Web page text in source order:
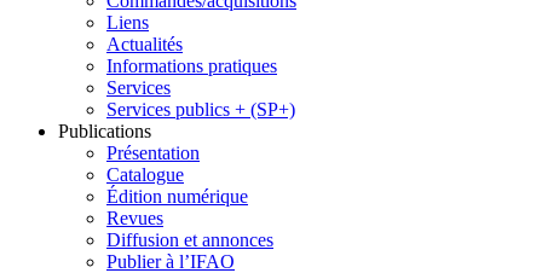
Liens
Actualités
Informations pratiques
Services
Services publics + (SP+)
Publications
Présentation
Catalogue
Édition numérique
Revues
Diffusion et annonces
Publier à l’IFAO